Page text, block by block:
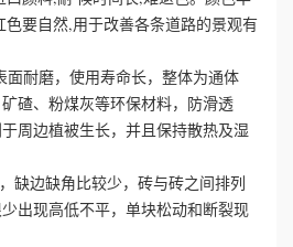
要自然,用于改善各条道路的景观有
面耐磨，使用寿命长，整体为通体
碴、粉煤灰等环保材料，防滑透
周边植被生长，并且保持散热及湿
缺边缺角比较少，砖与砖之间排列
出现高低不平，单块松动和断裂现